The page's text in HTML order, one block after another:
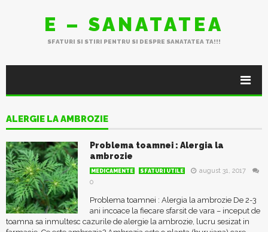
E – SANATATEA
SFATURI SI STIRI PENTRU SI DESPRE SANATATEA TA!!!
ALERGIE LA AMBROZIE
Problema toamnei : Alergia la
ambrozie
MEDICAMENTE SFATURI UTILE
august 31, 2017
0
Problema toamnei : Alergia la ambrozie De 2-3
ani incoace la fiecare sfarsit de vara – inceput de
toamna sa inmultesc cazurile de alergie la ambrozie, lucru sesizat in